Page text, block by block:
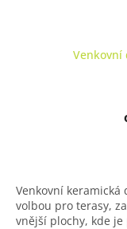
Venkovní
Venkovní keramická
volbou pro terasy,
vnější plochy, kde